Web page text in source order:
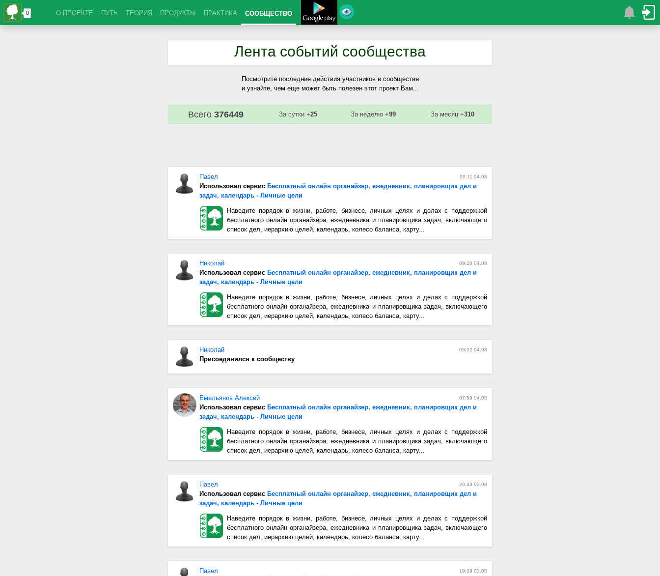
О ПРОЕКТЕ ПУТЬ ТЕОРИЯ ПРОДУКТЫ ПРАКТИКА СООБЩЕСТВО
Лента событий сообщества
Посмотрите последние действия участников в сообществе
и узнайте, чем еще может быть полезен этот проект Вам...
Всего 376449 За сутки +25 За неделю +99 За месяц +310
09:11 04.08
Павел
Использовал сервис Бесплатный онлайн органайзер, ежедневник, планировщик дел и
задач, календарь - Личные цели
Наведите порядок в жизни, работе, бизнесе, личных целях и делах с поддержкой
бесплатного онлайн органайзера, ежедневника и планировщика задач, включающего
список дел, иерархию целей, календарь, колесо баланса, карту...
09:10 04.08
Николай
Использовал сервис Бесплатный онлайн органайзер, ежедневник, планировщик дел и
задач, календарь - Личные цели
Наведите порядок в жизни, работе, бизнесе, личных целях и делах с поддержкой
бесплатного онлайн органайзера, ежедневника и планировщика задач, включающего
список дел, иерархию целей, календарь, колесо баланса, карту...
09:02 04.08
Николай
Присоединился к сообществу
07:59 04.08
Емельянов Алексей
Использовал сервис Бесплатный онлайн органайзер, ежедневник, планировщик дел и
задач, календарь - Личные цели
Наведите порядок в жизни, работе, бизнесе, личных целях и делах с поддержкой
бесплатного онлайн органайзера, ежедневника и планировщика задач, включающего
список дел, иерархию целей, календарь, колесо баланса, карту...
20:33 03.08
Павел
Использовал сервис Бесплатный онлайн органайзер, ежедневник, планировщик дел и
задач, календарь - Личные цели
Наведите порядок в жизни, работе, бизнесе, личных целях и делах с поддержкой
бесплатного онлайн органайзера, ежедневника и планировщика задач, включающего
список дел, иерархию целей, календарь, колесо баланса, карту...
19:39 03.08
Павел